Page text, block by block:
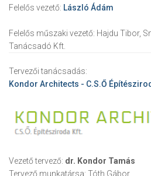
Felelős vezető: László Ádám
Felelős műszaki vezető: Hajdu Tibor,
Tanácsadó Kft.
Tervezői tanácsadás:
Kondor Architects - C.S.Ő
Vezető tervező: dr. Kondor Tamás
Tervező munkatársa: Tóth Gábor